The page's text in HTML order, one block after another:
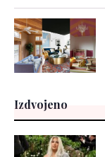
Izdvojeno